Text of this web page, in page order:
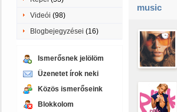
Videói (98)
Blogbejegyzései (16)
Ismerősnek jelölöm
Üzenetet írok neki
Közös ismerőseink
Blokkolom
music